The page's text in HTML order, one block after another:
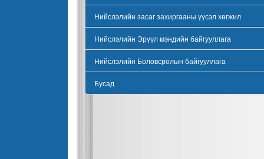
Нийслэлийн засаг захиргааны үүсэл хөгжил
Нийслэлийн Эрүүл мэндийн байгууллага
Нийслэлийн Боловсролын байгууллага
Бусад